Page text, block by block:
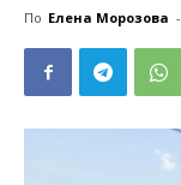
По Елена Морозова -